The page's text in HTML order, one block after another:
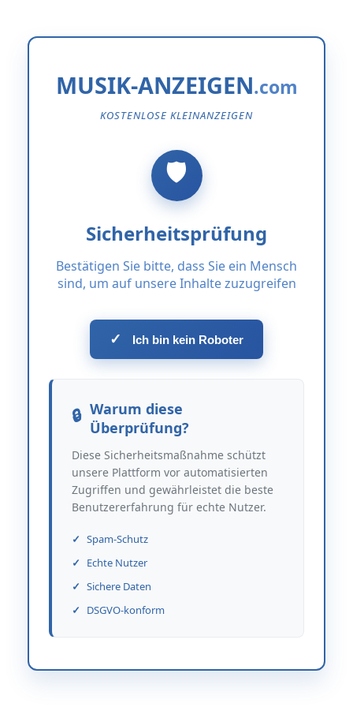
MUSIK-ANZEIGEN
KOSTENLOSE KLEINANZEIGEN
Sicherheitsprüfung
Bestätigen Sie bitte, dass Sie ein Mensch
sind, um auf unsere Inhalte zuzugreifen
✓ Ich bin kein Roboter
Warum diese
Überprüfung?
Diese Sicherheitsmaßnahme schützt
unsere Plattform vor automatisierten
Zugriffen und gewährleistet die beste
Benutzererfahrung für echte Nutzer.
Spam-Schutz
Echte Nutzer
Sichere Daten
DSGVO-konform